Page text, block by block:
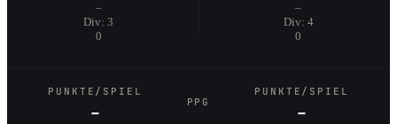
–
Div: 3
0
–
Div: 4
0
PUNKTE/SPIEL
–
PPG
PUNKTE/SPIEL
–